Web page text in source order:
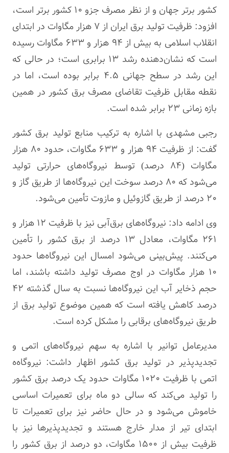
کشور برتر جهان و از نظر مصرف جزو
۱۰ کشور برتر است،
افزود: ظرفیت تولید برق ایران از ۷ هزار مگاوات در ابتدای
انقلاب اسلامی به بیش از ۹۴ هزار و ۶۳۳ مگاوات رسیده
است که نشان‌دهنده رشد ۱۳ برابری است؛ در حالی که
این رشد در سطح جهانی ۴.۵ برابر بوده است، اما در
نقطه مقابل ظرفیت تقاضای مصرف برق کشور در همین
بازه زمانی ۲۳ برابر شده است.
رجبی مشهدی با اشاره به ترکیب منابع تولید برق کشور
گفت: از ظرفیت ۹۴ هزار و ۶۳۳ مگاوات، حدود ۸۰ هزار
مگاوات (۸۴ درصد) توسط نیروگاه‌های حرارتی تولید
می‌شود که ۸۰ درصد سوخت این نیروگاه‌ها از طریق گاز و
۲۰ درصد از طریق گازوئیل و مازوت تأمین می‌شود.
وی ادامه داد: نیروگاه‌های برق‌آبی نیز با ظرفیت ۱۲ هزار و
۲۶۱ مگاوات، معادل ۱۳ درصد از برق کشور را تأمین
می‌کنند. پیش‌بینی می‌شود امسال این نیروگاه‌ها حدود
۱۰ هزار مگاوات در اوج مصرف تولید داشته باشند، اما
حجم ذخایر آب این نیروگاه‌ها نسبت به سال گذشته ۴۲
درصد کاهش یافته است که همین موضوع تولید برق از
طریق نیروگاه‌های برقابی را مشکل کرده است.
مدیرعامل توانیر با اشاره به سهم نیروگاه‌های اتمی و
تجدیدپذیر در تولید برق کشور اظهار داشت: نیروگاه‌ه
اتمی با ظرفیت ۱۰۲۰ مگاوات حدود یک درصد برق کشور
را تولید می‌کند که سالی دو ماه برای تعمیرات اساسی
خاموش می‌شود و در حال حاضر نیز برای تعمیرات تا
ابتدای تیر از مدار خارج هستند و تجدیدپذیرها نیز با
ظرفیت بیش از ۱۵۰۰ مگاوات، دو درصد از برق کشور را